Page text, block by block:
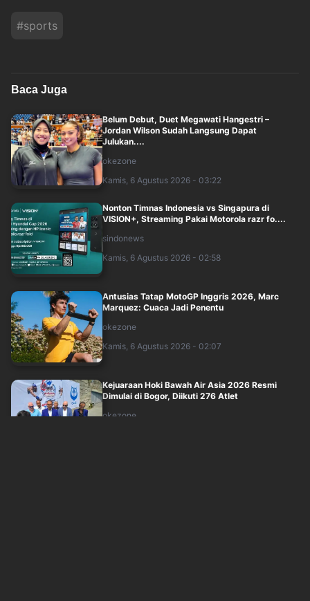
#sports
Baca Juga
Belum Debut, Duet Megawati Hangestri –
Jordan Wilson Sudah Langsung Dapat
Julukan....
okezone
Kamis, 6 Agustus 2026 - 03:22
Nonton Timnas Indonesia vs Singapura di
VISION+, Streaming Pakai Motorola razr fo....
sindonews
Kamis, 6 Agustus 2026 - 02:58
Antusias Tatap MotoGP Inggris 2026, Marc
Marquez: Cuaca Jadi Penentu
okezone
Kamis, 6 Agustus 2026 - 02:07
Kejuaraan Hoki Bawah Air Asia 2026 Resmi
Dimulai di Bogor, Diikuti 276 Atlet
okezone